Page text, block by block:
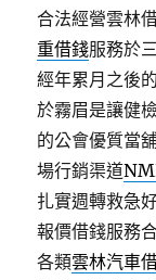
合法經營雲林
重借錢服務於
經年累月之後
於霧眉是讓健
的公會優質當
場行銷渠道
扎實週轉救急
報價借錢服務
各類雲林汽車